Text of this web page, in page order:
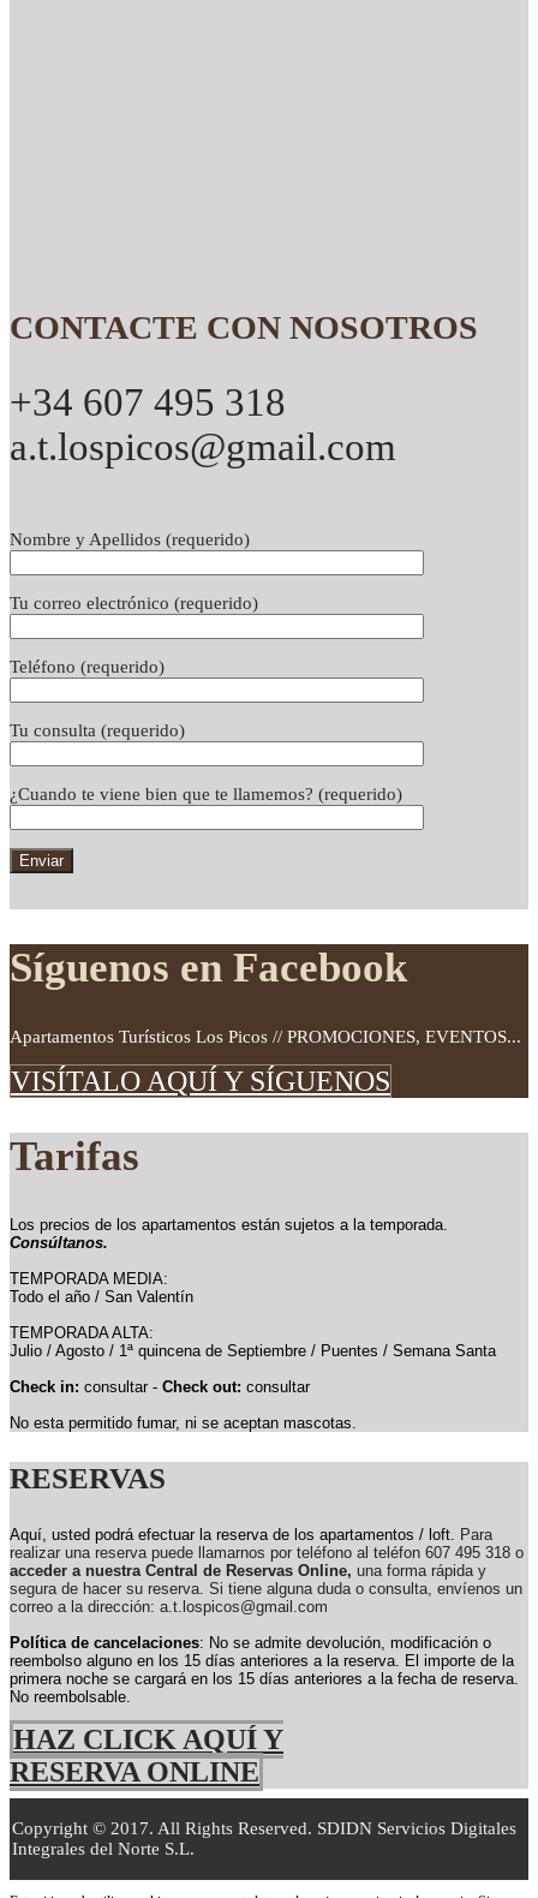
CONTACTE CON NOSOTROS
+34 607 495 318
a.t.lospicos@gmail.com
Nombre y Apellidos (requerido)
Tu correo electrónico (requerido)
Teléfono (requerido)
Tu consulta (requerido)
¿Cuando te viene bien que te llamemos? (requerido)
Síguenos en Facebook
Apartamentos Turísticos Los Picos // PROMOCIONES, EVENTOS...
VISÍTALO AQUÍ Y SÍGUENOS
Tarifas
Los precios de los apartamentos están sujetos a la temporada.
Consúltanos.
TEMPORADA MEDIA:
Todo el año / San Valentín
TEMPORADA ALTA:
Julio / Agosto / 1ª quincena de Septiembre / Puentes / Semana Santa
Check in: consultar - Check out: consultar
No esta permitido fumar, ni se aceptan mascotas.
RESERVAS
Aquí, usted podrá efectuar la reserva de los apartamentos / loft.
Para
realizar una reserva puede llamarnos por teléfono al teléfon 607 495 318 o
acceder a nuestra Central de Reservas Online, una forma rápida y
segura de hacer su reserva. Si tiene alguna duda o consulta, envíenos un
correo a la dirección: a.t.lospicos@gmail.com
Política de cancelaciones: No se admite devolución, modificación o
reembolso alguno en los 15 días anteriores a la reserva.
El importe de la
primera noche se cargará en los 15 días anteriores a la fecha de reserva.
No reembolsable.
HAZ CLICK AQUÍ Y
RESERVA ONLINE
Copyright © 2017. All Rights Reserved. SDIDN Servicios Digitales
Integrales del Norte S.L.